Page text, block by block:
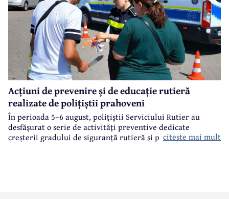
Acțiuni de prevenire și de educație rutieră
realizate de polițiștii prahoveni
În perioada 5–6 august, polițiștii Serviciului Rutier au
desfășurat o serie de activități preventive dedicate
creșterii gradului de siguranță rutieră și promovării unui
citeste mai mult